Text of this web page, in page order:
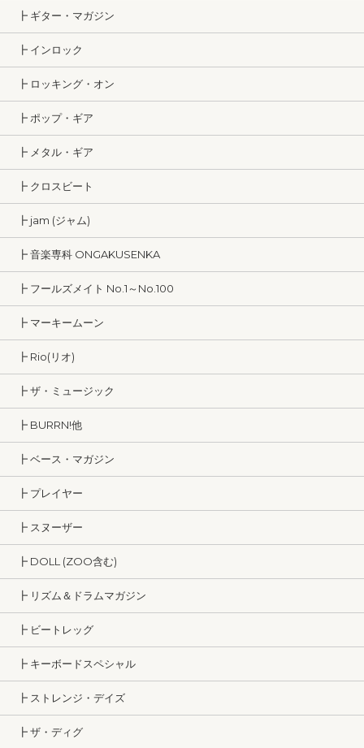
┣ ギター・マガジン
┣ インロック
┣ ロッキング・オン
┣ ポップ・ギア
┣ メタル・ギア
┣ クロスビート
┣ jam (ジャム)
┣ 音楽専科 ONGAKUSENKA
┣ フールズメイト No.1～No.100
┣ マーキームーン
┣ Rio(リオ)
┣ ザ・ミュージック
┣ BURRN!他
┣ ベース・マガジン
┣ プレイヤー
┣ スヌーザー
┣ DOLL (ZOO含む)
┣ リズム＆ドラムマガジン
┣ ビートレッグ
┣ キーボードスペシャル
┣ ストレンジ・デイズ
┣ ザ・ディグ